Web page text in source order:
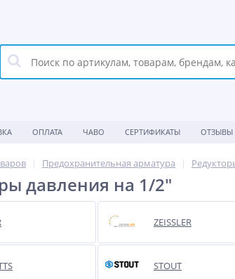
ОПЛАТА ЧАВО СЕРТИФИКАТЫ ОТЗЫВЫ
Предохранительная арматура
давления на 1/2"
ZEISSLER
STOUT